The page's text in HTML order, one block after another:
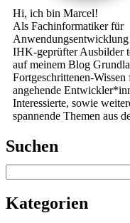
Hi, ich bin Marcel!
Als Fachinformatiker für
Anwendungsentwicklung
IHK-geprüfter Ausbilder
auf meinem Blog
Fortgeschrittenen-Wissen
angehende
Interessierte, sowie
spannende Themen aus
Suchen
Kategorien